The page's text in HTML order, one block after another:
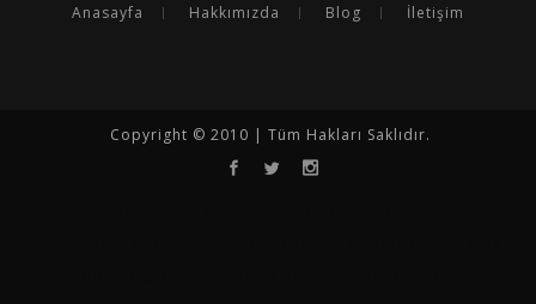
Anasayfa Hakkımızda Blog İletişim
Copyright © 2010 | Tüm Hakları Saklıdır.